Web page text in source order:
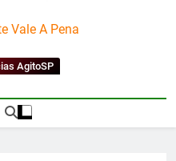
Vale A Pena
AgitoSP